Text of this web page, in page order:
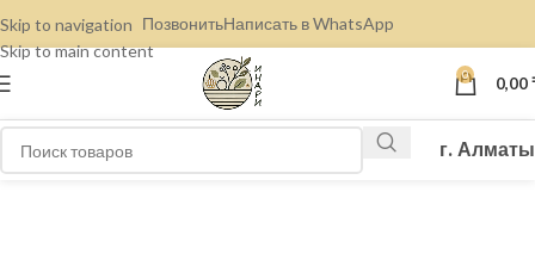
Skip to navigation
Skip to main content
ПозвонитьНаписать в WhatsApp
0 0,00
г. Алматы